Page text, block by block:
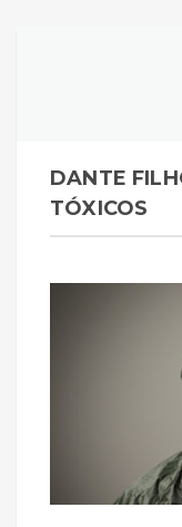
DANTE
TÓXICOS